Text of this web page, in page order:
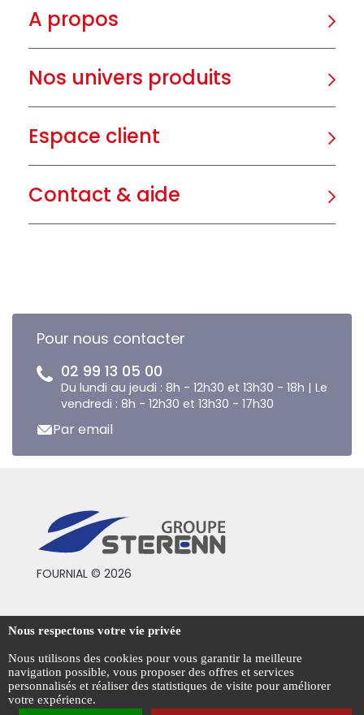
A propos
Nos univers produits
Espace client
Contact & aide
Pour nous contacter
02 99 13 05 00
Du lundi au jeudi : 8h - 12h30 et 13h30 - 18h | Le
vendredi : 8h - 12h30 et 13h30 - 17h30
Par email
FOURNIAL © 2026
Conditions générales de vente
Mentions légales
Politique de confidentialité
Gestion des cookies
Nous respectons votre vie privée
Nous utilisons des cookies pour vous garantir la meilleure
navigation possible, vous proposer des offres et services
personnalisés et réaliser des statistiques de visite pour améliorer
votre expérience.